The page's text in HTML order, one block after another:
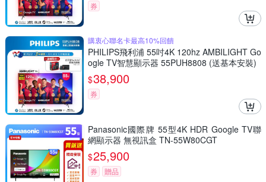
券
購衷心聯名卡最高10%回饋
PHILIPS飛利浦 55吋4K 120hz AMBILIGHT Go
ogle TV智慧顯示器 55PUH8808 (送基本安裝)
$38,900
券
Panasonic國際牌 55型4K HDR Google TV聯
網顯示器 無視訊盒 TN-55W80CGT
$25,900
券 贈品